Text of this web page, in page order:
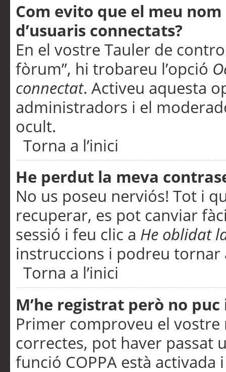
Com evito que el meu
d’usuaris connectats?
En el vostre Tauler de
fòrum”, hi trobareu l’opció
connectat. Activeu aquesta
administradors i el
ocult.
Torna a l’inici
He perdut la meva
No us poseu nerviós! Tot i
recuperar, es pot canviar
sessió i feu clic a He oblidat
instruccions i podreu tornar
Torna a l’inici
M’he registrat però no
Primer comproveu el vostre
correctes, pot haver passat
funció COPPA està